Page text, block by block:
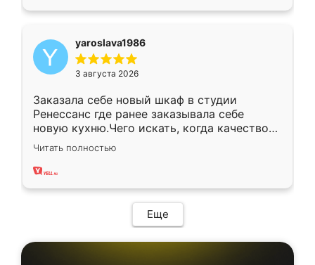
yaroslava1986
3 августа 2026
Заказала себе новый шкаф в студии
Ренессанс где ранее заказывала себе
новую кухню.Чего искать, когда качеством
вполне довольна. Служит кухня уже почти
два года, нареканий нет.
Читать полностью
Еще